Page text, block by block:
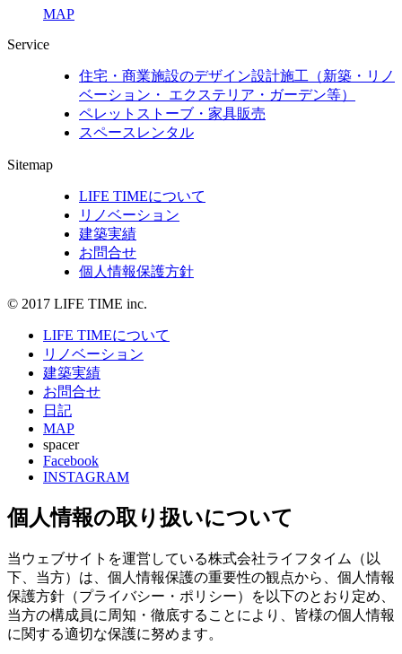
MAP
Service
住宅・商業施設のデザイン設計施工（新築・リノ
ベーション・ エクステリア・ガーデン等）
ペレットストーブ・家具販売
スペースレンタル
Sitemap
LIFE TIMEについて
リノベーション
建築実績
お問合せ
個人情報保護方針
© 2017 LIFE TIME inc.
LIFE TIMEについて
リノベーション
建築実績
お問合せ
日記
MAP
spacer
Facebook
INSTAGRAM
個人情報の取り扱いについて
当ウェブサイトを運営している株式会社ライフタイム（以
下、当方）は、個人情報保護の重要性の観点から、個人情報
保護方針（プライバシー・ポリシー）を以下のとおり定め、
当方の構成員に周知・徹底することにより、皆様の個人情報
に関する適切な保護に努めます。